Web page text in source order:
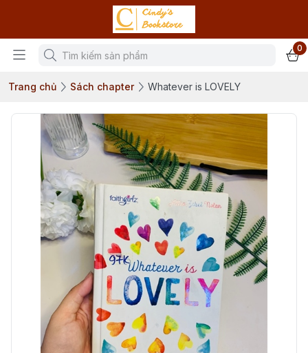
0
Trang chủ Sách chapter Whatever is LOVELY